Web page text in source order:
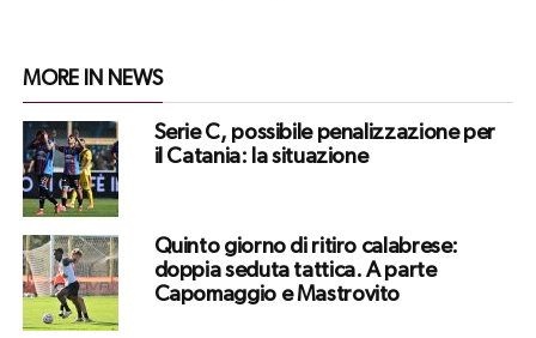
MORE IN NEWS
Serie C, possibile penalizzazione per
il Catania: la situazione
Quinto giorno di ritiro calabrese:
doppia seduta tattica. A parte
Capomaggio e Mastrovito